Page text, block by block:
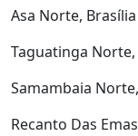
Asa Norte, Brasília
Taguatinga Norte,
Samambaia
Recanto Das